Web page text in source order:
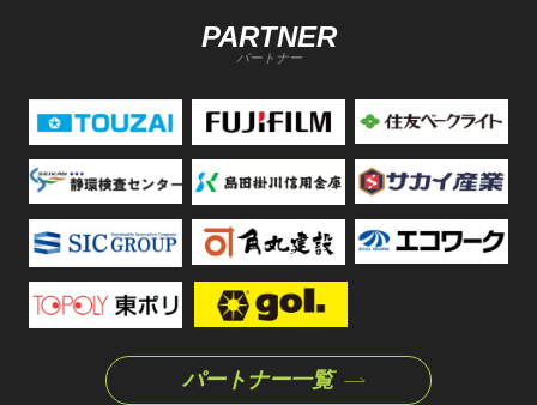
PARTNER
パートナー
パートナー一覧